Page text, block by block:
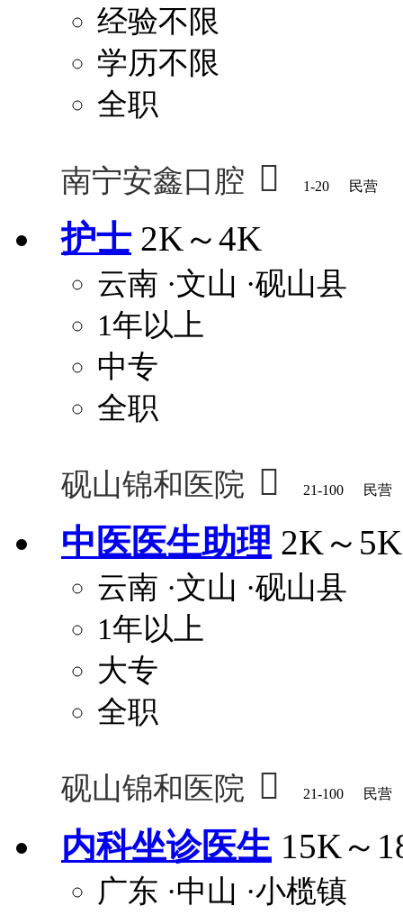
经验不限
学历不限
全职
南宁安鑫口腔  1-20 民营
护士 2K～4K
云南 ·文山 ·砚山县
1年以上
中专
全职
砚山锦和医院  21-100 民营
中医医生助理 2K～5K
云南 ·文山 ·砚山县
1年以上
大专
全职
砚山锦和医院  21-100 民营
内科坐诊医生 15K～
广东 ·中山 ·小榄镇